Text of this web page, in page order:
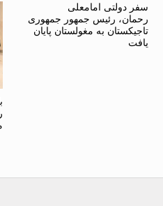
سفر دولتی امامعلی
رحمان، رئیس جمهور جمهوری
تاجیکستان به مغولستان پایان
یافت